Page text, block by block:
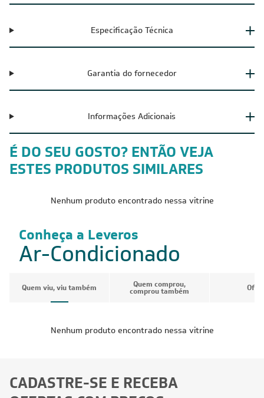
Especificação Técnica
Garantia do fornecedor
Informações Adicionais
É DO SEU GOSTO? ENTÃO VEJA
ESTES PRODUTOS SIMILARES
Nenhum produto encontrado nessa vitrine
Conheça a Leveros
Ar-Condicionado
Quem viu, viu também Quem comprou,
comprou também
Nenhum produto encontrado nessa vitrine
CADASTRE-SE E RECEBA